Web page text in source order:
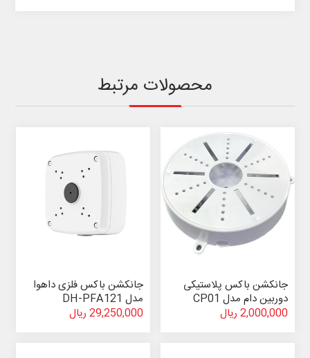
محصولات مرتبط
جانکشن باکس پلاستیکی
دوربین دام مدل CP01
2,000,000 ریال
جانکشن باکس فلزی داهوا
مدل DH-PFA121
29,250,000 ریال